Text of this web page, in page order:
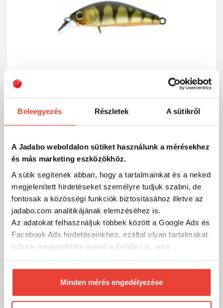
Beleegyezés Részletek A sütikről
A Jadabo weboldalon sütiket használunk a mérésekhez
és más marketing eszközökhöz.
A sütik segítenek abban, hogy a tartalmainkat és a neked
megjelenített hirdetéseket személyre tudjuk szabni, de
fontosak a közösségi funkciók biztosításához illetve az
jadabo.com analitikájának elemzéséhez is.
Az adatokat felhasználjuk többek között a Google Ads és
Facebook Ads hirdetéseinkhez, ezáltal olyan tartalmakat
tudunk megjeleníteni neked a jövőben is, amit
biztosításához arra kérünk, hogy engedd meg
számunkra minden mérés használatát.
Természetesensoha semmilyen formában nem fogunk
Minden mérés engedélyezése
Jackall Chubby Minnow 35 SP / Perch wobbler
Raktáron
6 490 Ft